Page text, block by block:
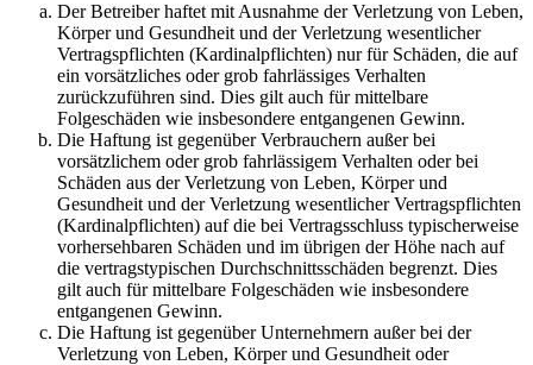
Der Betreiber haftet mit Ausnahme der Verletzung von Leben,
Körper und Gesundheit und der Verletzung wesentlicher
Vertragspflichten (Kardinalpflichten) nur für Schäden, die auf
ein vorsätzliches oder grob fahrlässiges Verhalten
zurückzuführen sind. Dies gilt auch für mittelbare
Folgeschäden wie insbesondere entgangenen Gewinn.
Die Haftung ist gegenüber Verbrauchern außer bei
vorsätzlichem oder grob fahrlässigem Verhalten oder bei
Schäden aus der Verletzung von Leben, Körper und
Gesundheit und der Verletzung wesentlicher Vertragspflichten
(Kardinalpflichten) auf die bei Vertragsschluss typischerweise
vorhersehbaren Schäden und im übrigen der Höhe nach auf
die vertragstypischen Durchschnittsschäden begrenzt. Dies
gilt auch für mittelbare Folgeschäden wie insbesondere
entgangenen Gewinn.
Die Haftung ist gegenüber Unternehmern außer bei der
Verletzung von Leben, Körper und Gesundheit oder